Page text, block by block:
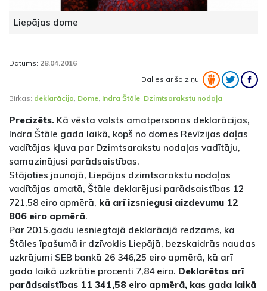
Liepājas dome
Datums: 28.04.2016
Dalies ar šo ziņu:
Birkas: deklarācija, Dome, Indra Štāle, Dzimtsarakstu nodaļa
Precizēts. Kā vēsta valsts amatpersonas deklarācijas,
Indra Štāle gada laikā, kopš no domes Revīzijas daļas
vadītājas kļuva par Dzimtsarakstu nodaļas vadītāju,
samazinājusi parādsaistības.
Stājoties jaunajā, Liepājas dzimtsarakstu nodaļas
vadītājas amatā, Štāle deklarējusi parādsaistības 12
721,58 eiro apmērā, kā arī izsniegusi aizdevumu 12
806 eiro apmērā.
Par 2015.gadu iesniegtajā deklarācijā redzams, ka
Štāles īpašumā ir dzīvoklis Liepājā, bezskaidrās naudas
uzkrājumi SEB bankā 26 346,25 eiro apmērā, kā arī
gada laikā uzkrātie procenti 7,84 eiro. Deklarētas arī
parādsaistības 11 341,58 eiro apmērā, kas gada laikā